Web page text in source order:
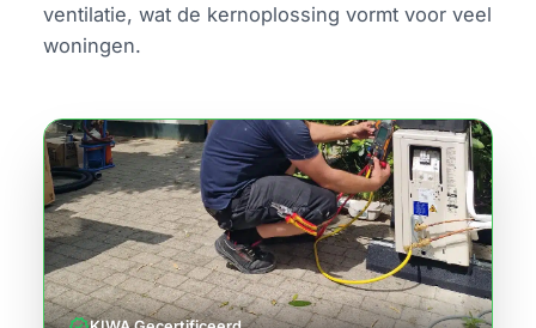
ventilatie, wat de kernoplossing vormt voor veel
woningen.